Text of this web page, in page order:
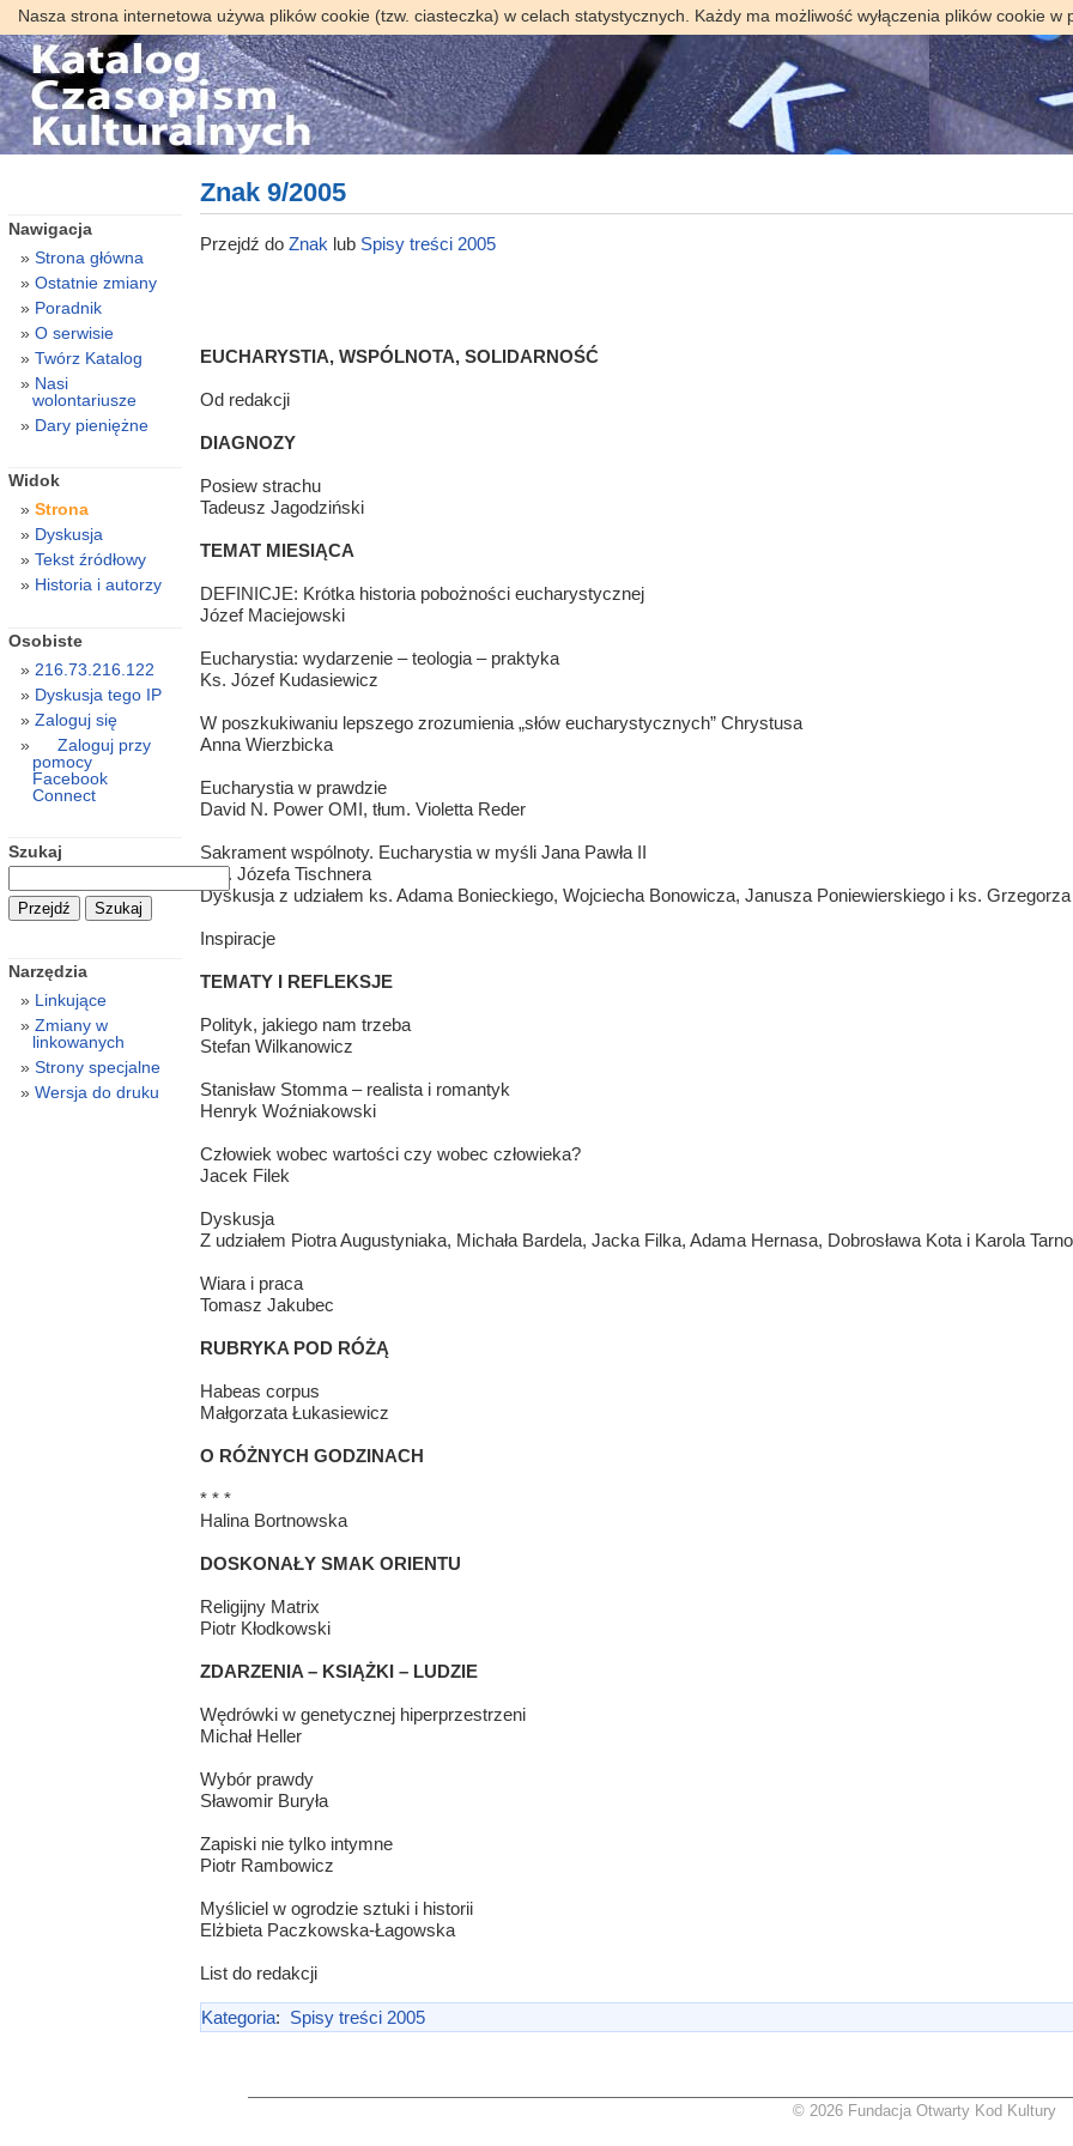
Nasza strona internetowa używa plików cookie (tzw. ciasteczka) w celach statystycznych. Każdy ma możliwość wyłączenia plików cookie
Znak 9/2005
Przejdź do Znak lub Spisy treści 2005
EUCHARYSTIA, WSPÓLNOTA, SOLIDARNOŚĆ
Od redakcji
DIAGNOZY
Posiew strachu
Tadeusz Jagodziński
TEMAT MIESIĄCA
DEFINICJE: Krótka historia pobożności eucharystycznej
Józef Maciejowski
Eucharystia: wydarzenie – teologia – praktyka
Ks. Józef Kudasiewicz
W poszkukiwaniu lepszego zrozumienia „słów eucharystycznych” Chrystusa
Anna Wierzbicka
Eucharystia w prawdzie
David N. Power OMI, tłum. Violetta Reder
Sakrament wspólnoty. Eucharystia w myśli Jana Pawła II
i ks. Józefa Tischnera
Dyskusja z udziałem ks. Adama Bonieckiego, Wojciecha Bonowicza, Janusza Poniewierskiego i ks.
Inspiracje
TEMATY I REFLEKSJE
Polityk, jakiego nam trzeba
Stefan Wilkanowicz
Stanisław Stomma – realista i romantyk
Henryk Woźniakowski
Człowiek wobec wartości czy wobec człowieka?
Jacek Filek
Dyskusja
Z udziałem Piotra Augustyniaka, Michała Bardela, Jacka Filka, Adama Hernasa, Dobrosława Kota i Karola
Wiara i praca
Tomasz Jakubec
RUBRYKA POD RÓŻĄ
Habeas corpus
Małgorzata Łukasiewicz
O RÓŻNYCH GODZINACH
* * *
Halina Bortnowska
DOSKONAŁY SMAK ORIENTU
Religijny Matrix
Piotr Kłodkowski
ZDARZENIA – KSIĄŻKI – LUDZIE
Wędrówki w genetycznej hiperprzestrzeni
Michał Heller
Wybór prawdy
Sławomir Buryła
Zapiski nie tylko intymne
Piotr Rambowicz
Myśliciel w ogrodzie sztuki i historii
Elżbieta Paczkowska-Łagowska
List do redakcji
Kategoria: Spisy treści 2005
Nawigacja
Strona główna
Ostatnie zmiany
Poradnik
O serwisie
Twórz Katalog
Nasi
wolontariusze
Dary pieniężne
Widok
Strona
Dyskusja
Tekst źródłowy
Historia i autorzy
Osobiste
216.73.216.122
Dyskusja tego IP
Zaloguj się
Zaloguj przy
pomocy
Facebook
Connect
Szukaj
Narzędzia
Linkujące
Zmiany w
linkowanych
Strony specjalne
Wersja do druku
© 2026 Fundacja Otwarty Kod Kultury